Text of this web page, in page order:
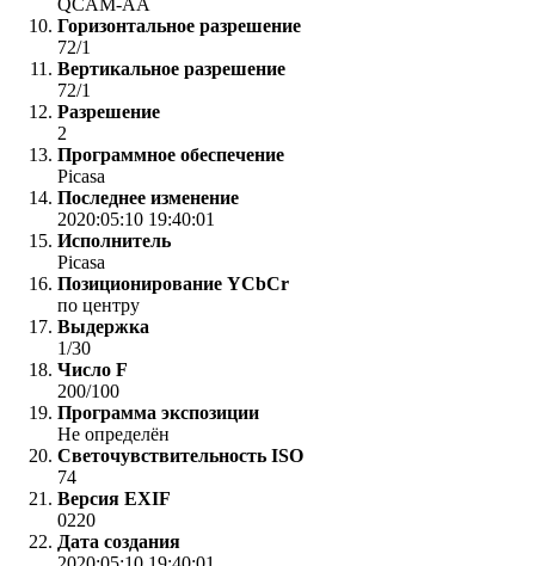
QCAM-AA
Горизонтальное разрешение
72/1
Вертикальное разрешение
72/1
Разрешение
2
Программное обеспечение
Picasa
Последнее изменение
2020:05:10 19:40:01
Исполнитель
Picasa
Позиционирование YCbCr
по центру
Выдержка
1/30
Число F
200/100
Программа экспозиции
Не определён
Светочувствительность ISO
74
Версия EXIF
0220
Дата создания